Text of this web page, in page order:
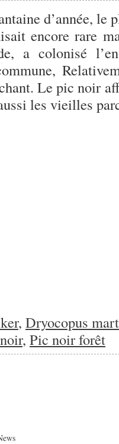
d’année, le
encore rare
a colonisé
Le pic noir
les vieilles
, Dryocopus
, Pic noir forêt